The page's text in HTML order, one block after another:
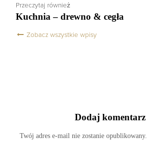
Przeczytaj również
Kuchnia – drewno & cegła
Zobacz wszystkie wpisy
Dodaj komentarz
Twój adres e-mail nie zostanie opublikowany.